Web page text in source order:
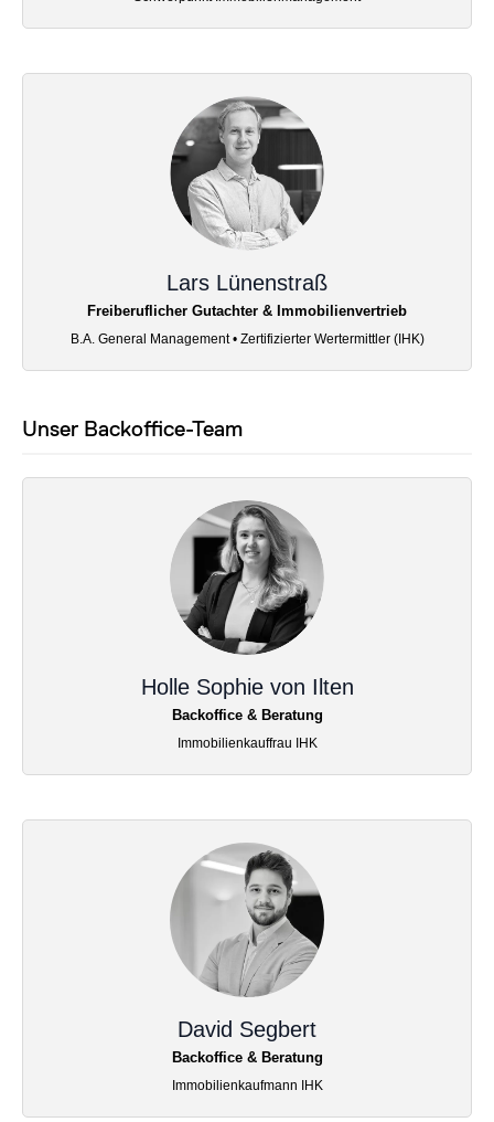
Lars Lünenstraß
Freiberuflicher Gutachter & Immobilienvertrieb
B.A. General Management • Zertifizierter Wertermittler (IHK)
Unser Backoffice-Team
Holle Sophie von Ilten
Backoffice & Beratung
Immobilienkauffrau IHK
David Segbert
Backoffice & Beratung
Immobilienkaufmann IHK